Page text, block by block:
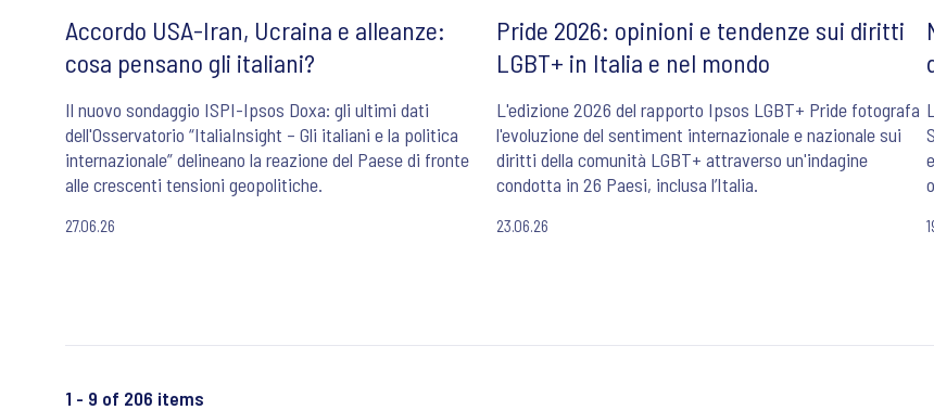
Accordo USA-Iran, Ucraina e alleanze:
cosa pensano gli italiani?
Il nuovo sondaggio ISPI-Ipsos Doxa: gli ultimi dati
dell'Osservatorio “ItaliaInsight – Gli italiani e la politica
internazionale” delineano la reazione del Paese di fronte
alle crescenti tensioni geopolitiche.
27.06.26
Pride 2026: opinioni e tendenze sui diritti
LGBT+ in Italia e nel mondo
L'edizione 2026 del rapporto Ipsos LGBT+ Pride fotografa
l'evoluzione del sentiment internazionale e nazionale sui
diritti della comunità LGBT+ attraverso un'indagine
condotta in 26 Paesi, inclusa l’Italia.
23.06.26
1 - 9 of 206 items